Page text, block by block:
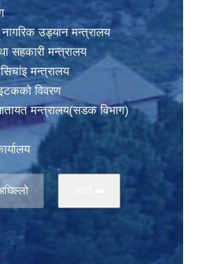
उड्यान मन्त्रालय
सहकारी मन्त्रालय
मन्त्रालय
विवरण
मन्त्रालय(सडक विभाग)